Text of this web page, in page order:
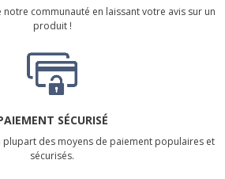
communauté en laissant votre avis sur un
produit !
SÉCURISÉ
des moyens de paiement populaires et
sécurisés.